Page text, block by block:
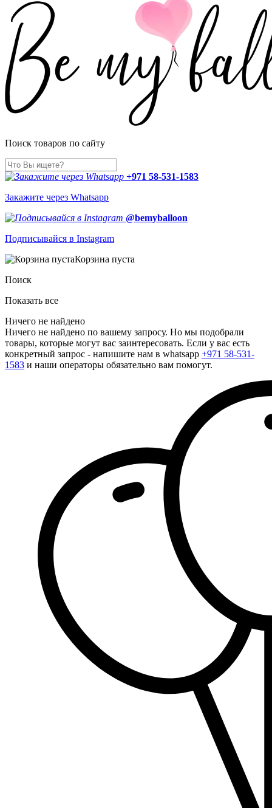
Поиск товаров по сайту
+971 58-531-1583
Закажите через Whatsapp
@bemyballoon
Подписывайся в Instagram
Корзина пуста
Поиск
Показать все
Ничего не найдено
Ничего не найдено по вашему запросу. Но мы подобрали
товары, которые могут вас заинтересовать. Если у вас есть
конкретный запрос - напишите нам в whatsapp +971 58-531-
1583 и наши операторы обязательно вам помогут.